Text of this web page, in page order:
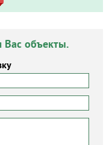
Вас объекты.